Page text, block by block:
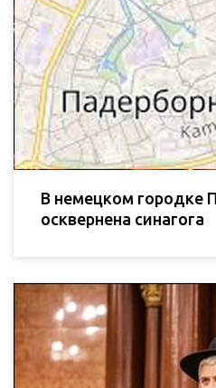
В немецком городке
осквернена синагога